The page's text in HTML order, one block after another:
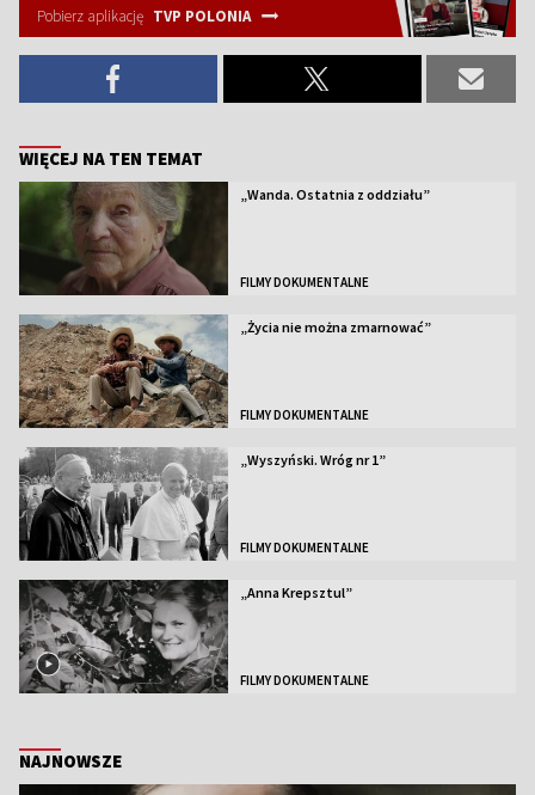
Pobierz aplikację TVP POLONIA
WIĘCEJ NA TEN TEMAT
„Wanda. Ostatnia z oddziału”
FILMY DOKUMENTALNE
„Życia nie można zmarnować”
FILMY DOKUMENTALNE
„Wyszyński. Wróg nr 1”
FILMY DOKUMENTALNE
„Anna Krepsztul”
FILMY DOKUMENTALNE
NAJNOWSZE